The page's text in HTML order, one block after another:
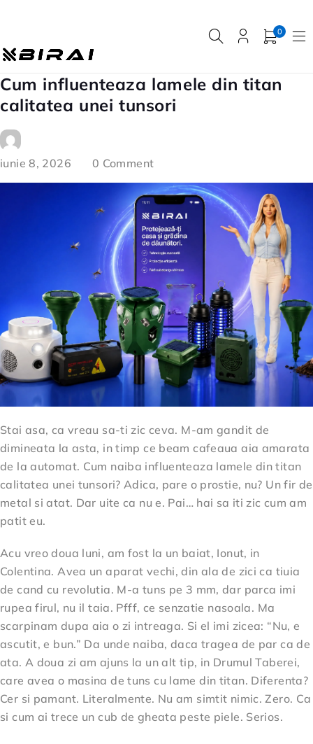
0
Cum influenteaza lamele din titan
calitatea unei tunsori
iunie 8, 2026 0 Comment
Stai asa, ca vreau sa-ti zic ceva. M-am gandit de
dimineata la asta, in timp ce beam cafeaua aia amarata
de la automat. Cum naiba influenteaza lamele din titan
calitatea unei tunsori? Adica, pare o prostie, nu? Un fir de
metal si atat. Dar uite ca nu e. Pai… hai sa iti zic cum am
patit eu.
Acu vreo doua luni, am fost la un baiat, Ionut, in
Colentina. Avea un aparat vechi, din ala de zici ca tiuia
de cand cu revolutia. M-a tuns pe 3 mm, dar parca imi
rupea firul, nu il taia. Pfff, ce senzatie nasoala. Ma
scarpinam dupa aia o zi intreaga. Si el imi zicea: “Nu, e
ascutit, e bun.” Da unde naiba, daca tragea de par ca de
ata. A doua zi am ajuns la un alt tip, in Drumul Taberei,
care avea o masina de tuns cu lame din titan. Diferenta?
Cer si pamant. Literalmente. Nu am simtit nimic. Zero. Ca
si cum ai trece un cub de gheata peste piele. Serios.